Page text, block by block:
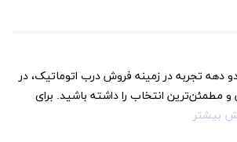
دهه تجربه در زمینه فروش درب اتوماتیک، در
مطمئن‌ترین انتخاب را داشته باشید. برای
بیشتر